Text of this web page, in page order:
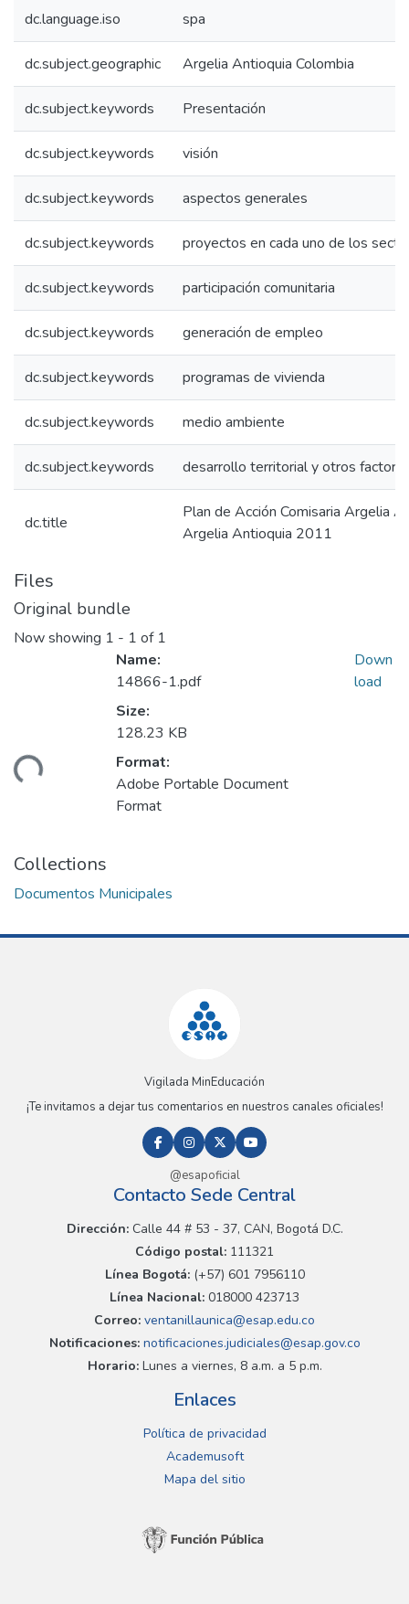
dc.language.iso spa
dc.subject.geographic Argelia Antioquia Colombia
dc.subject.keywords Presentación
dc.subject.keywords visión
dc.subject.keywords aspectos generales
dc.subject.keywords proyectos en cada uno de los
dc.subject.keywords participación comunitaria
dc.subject.keywords generación de empleo
dc.subject.keywords programas de vivienda
dc.subject.keywords medio ambiente
dc.subject.keywords desarrollo territorial y otros
dc.title
Plan de Acción Comisaria Argelia
Argelia Antioquia 2011
Files
Original bundle
Now showing 1 - 1 of 1
Name:
14866-1.pdf
Size:
128.23 KB
Format:
Adobe Portable Document
Format
Down
load
Collections
Documentos Municipales
Vigilada MinEducación
¡Te invitamos a dejar tus comentarios en nuestros canales oficiales!
@esapoficial
Contacto Sede Central
Dirección:Calle 44 # 53 - 37, CAN, Bogotá D.C.
Código postal: 111321
Línea Bogotá:(+57) 601 7956110
Línea Nacional: 018000 423713
Correo: ventanillaunica@esap.edu.co
Notificaciones:notificaciones.judiciales@esap.gov.co
Horario:Lunes a viernes, 8 a.m. a 5 p.m.
Enlaces
Política de privacidad
Academusoft
Mapa del sitio